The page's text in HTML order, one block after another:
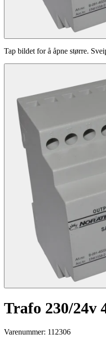
Tap bildet for å åpne større.
Trafo 230/24v
Varenummer: 112306